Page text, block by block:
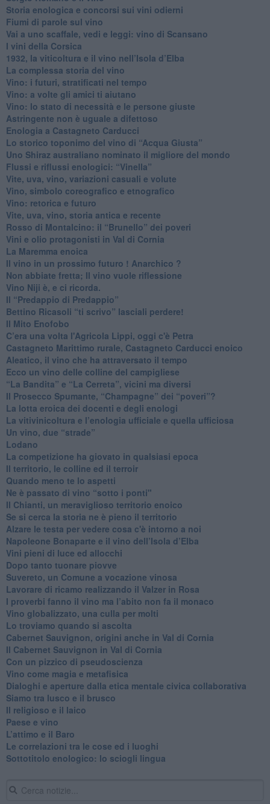
​Storia enologica e concorsi sui vini odierni
Fiumi di parole sul vino
​Vai a uno scaffale, vedi e leggi: vino di Scansano
​I vini della Corsica
​1932, la viticoltura e il vino nell’Isola d’Elba
​La complessa storia del vino
​Vino: i futuri, stratificati nel tempo
Vino: a volte gli amici ti aiutano
Vino: lo stato di necessità e le persone giuste
​Astringente non è uguale a difettoso
Enologia a Castagneto Carducci
Lo storico toponimo del vino di “Acqua Giusta”
Uno Shiraz australiano nominato il migliore del mondo
​Flussi e riflussi enologici: “Vinella”
Vite, uva, vino, variazioni casuali e volute
Vino, simbolo coreografico e etnografico
​Vino: retorica e futuro
​Vite, uva, vino, storia antica e recente
​Rosso di Montalcino: il “Brunello” dei poveri
Vini e olio protagonisti in Val di Cornia
​La Maremma enoica
Il vino in un prossimo futuro ! Anarchico ?
​Non abbiate fretta; Il vino vuole riflessione
​Vino Niji è, e ci ricorda.
Il “Predappio di Predappio”
Bettino Ricasoli “ti scrivo” lasciali perdere!
Il Mito Enofobo
​C’era una volta l'Agricola Lippi, oggi c'è Petra
​Castagneto Marittimo rurale, Castagneto Carducci enoico
Aleatico, il vino che ha attraversato il tempo
Ecco un vino delle colline del campigliese
“La Bandita” e “La Cerreta”, vicini ma diversi
​Il Prosecco Spumante, “Champagne” dei “poveri”?
​La lotta eroica dei docenti e degli enologi
​La vitivinicoltura e l’enologia ufficiale e quella ufficiosa
​Un vino, due “strade”
Lodano
​La competizione ha giovato in qualsiasi epoca
Il territorio, le colline ed il terroir
Quando meno te lo aspetti
​Ne è passato di vino “sotto i ponti"
​Il Chianti, un meraviglioso territorio enoico
​Se si cerca la storia ne è pieno il territorio
Alzare le testa per vedere cosa c'è intorno a noi
​Napoleone Bonaparte e il vino dell’Isola d’Elba
Vini pieni di luce ed allocchi
Dopo tanto tuonare piovve
Suvereto, un Comune a vocazione vinosa
Lavorare di ricamo realizzando il Valzer in Rosa
​I proverbi fanno il vino ma l’abito non fa il monaco
Vino globalizzato, una culla per molti
Lo troviamo quando si ascolta
Cabernet Sauvignon, origini anche in Val di Cornia
Il Cabernet Sauvignon in Val di Cornia
Con un pizzico di pseudoscienza
​Vino come magia e metafisica
Dialoghi e aperture dalla etica mentale civica collaborativa
Siamo tra lusco e il brusco
Il religioso e il laico
​Paese e vino
L’attimo e il Baro
Le correlazioni tra le cose ed i luoghi
​Sottotitolo enologico: lo sciogli lingua